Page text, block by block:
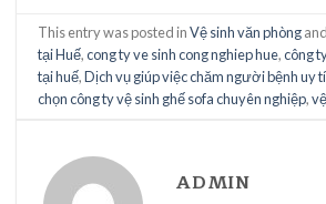
This entry was posted inVệ sinh văn phòng
tại Huế,cong ty ve sinh cong nghiep hue,công
tại huế,Dịch vụ giúp việc chăm người bệnh uy
chọn công ty vệ sinh ghế sofa chuyên nghiệp,
ADMIN